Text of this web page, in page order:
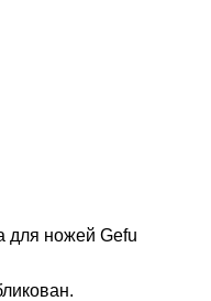
для ножей Gefu